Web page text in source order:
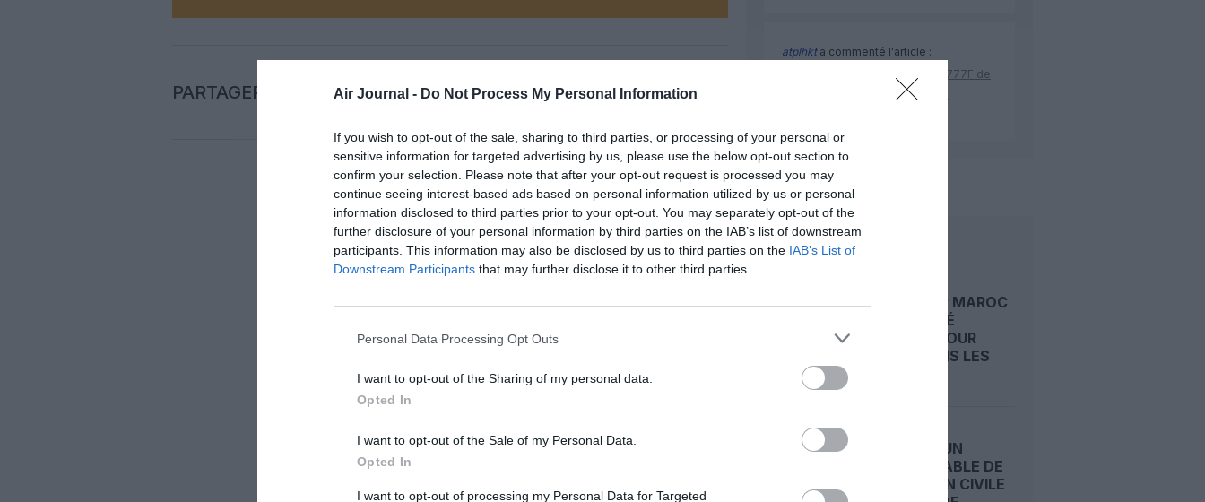
Air Journal - Do Not Process My Personal Information
If you wish to opt-out of the sale, sharing to third parties, or processing of your personal or
sensitive information for targeted advertising by us, please use the below opt-out section to
confirm your selection. Please note that after your opt-out request is processed you may
continue seeing interest-based ads based on personal information utilized by us or personal
information disclosed to third parties prior to your opt-out. You may separately opt-out of the
further disclosure of your personal information by third parties on the IAB’s list of downstream
participants. This information may also be disclosed by us to third parties on the IAB’s List of
Downstream Participants that may further disclose it to other third parties.
Personal Data Processing Opt Outs
I want to opt-out of the Sharing of my personal data.
Opted In
I want to opt-out of the Sale of my Personal Data.
Opted In
I want to opt-out of processing my Personal Data for Targeted
PARTAGER L'ARTICLE
FacebookTwitter PinterestLinkedInEmail
Aucun commentaire !
LAISSER UN COMMENTAIRE
atplhkta commenté l'article :
19 h 23 sans escale : le Boeing 777F de
National Airlines relie l’Écosse à
atlas blue royal air maroc
LIRE AUSSI
ROYAL AIR MAROC
: CAPACITÉ
RECORD POUR
L’ÉTÉ, MAIS LES
NIGERIA : UN
RESPONSABLE DE
L'AVIATION CIVILE